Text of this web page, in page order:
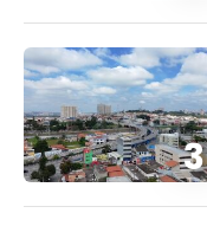
3